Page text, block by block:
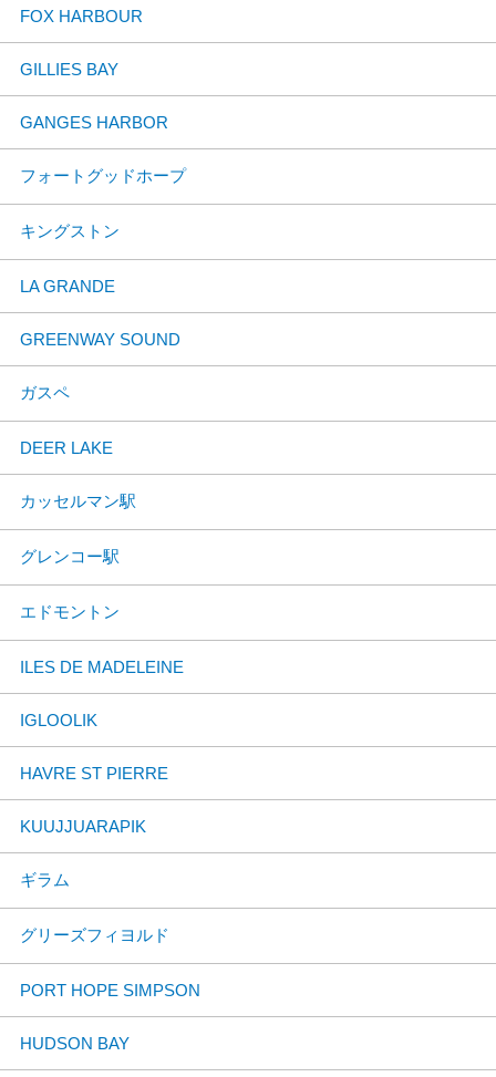
FOX HARBOUR
GILLIES BAY
GANGES HARBOR
フォートグッドホープ
キングストン
LA GRANDE
GREENWAY SOUND
ガスペ
DEER LAKE
カッセルマン駅
グレンコー駅
エドモントン
ILES DE MADELEINE
IGLOOLIK
HAVRE ST PIERRE
KUUJJUARAPIK
ギラム
グリーズフィヨルド
PORT HOPE SIMPSON
HUDSON BAY